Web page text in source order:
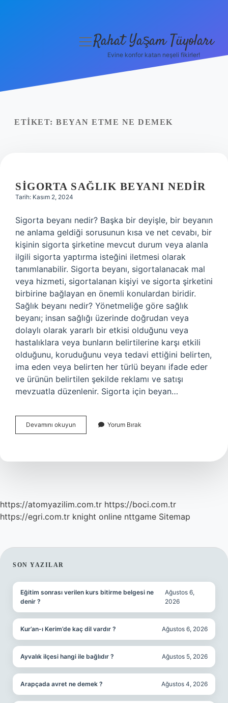
Yasal Uyarı
menüyü
Rahat Yaşam Tüyoları
Evine konfor katan neşeli fikirler!
ETIKET: BEYAN ETME NE DEMEK
SIGORTA SAĞLIK BEYANI NEDIR
Tarih: Kasım 2, 2024
Sigorta beyanı nedir? Başka bir deyişle, bir beyanın
ne anlama geldiği sorusunun kısa ve net cevabı, bir
kişinin sigorta şirketine mevcut durum veya alanla
ilgili sigorta yaptırma isteğini iletmesi olarak
tanımlanabilir. Sigorta beyanı, sigortalanacak mal
veya hizmeti, sigortalanan kişiyi ve sigorta şirketini
birbirine bağlayan en önemli konulardan biridir.
Sağlık beyanı nedir? Yönetmeliğe göre sağlık
beyanı; insan sağlığı üzerinde doğrudan veya
dolaylı olarak yararlı bir etkisi olduğunu veya
hastalıklara veya bunların belirtilerine karşı etkili
olduğunu, koruduğunu veya tedavi ettiğini belirten,
ima eden veya belirten her türlü beyanı ifade eder
ve ürünün belirtilen şekilde reklamı ve satışı
mevzuatla düzenlenir. Sigorta için beyan…
Devamını okuyun
Sağlık
Yorum Bırak
https://atomyazilim.com.tr https://boci.com.tr
https://egri.com.tr knight online nttgame Sitemap
SIDEBAR
SON YAZILAR
Eğitim sonrası verilen kurs bitirme belgesi ne
denir ?
Ağustos 6,
2026
Kur’an-ı Kerim’de kaç dil vardır ? Ağustos 6, 2026
Ayvalık ilçesi hangi ile bağlıdır ? Ağustos 5, 2026
Arapçada avret ne demek ? Ağustos 4, 2026